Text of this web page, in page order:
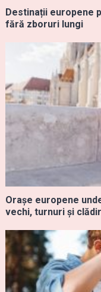
Destinații europene
fără zboruri lungi
Orașe europene
vechi, turnuri și